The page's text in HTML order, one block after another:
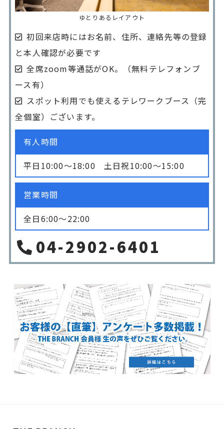
ゆとりあるレイアウト
初回来店時にはお名前、住所、連絡先等の登録
と本人確認が必要です
全席zoom等通話がOK。（無料テレフォンブ
ース有）
スポット利用でも使えるテレワークブース（完
全個室）ございます。
有人時間
平日10:00〜18:00 土日祝10:00〜15:00
営業時間
全日6:00〜22:00
04-2902-6401